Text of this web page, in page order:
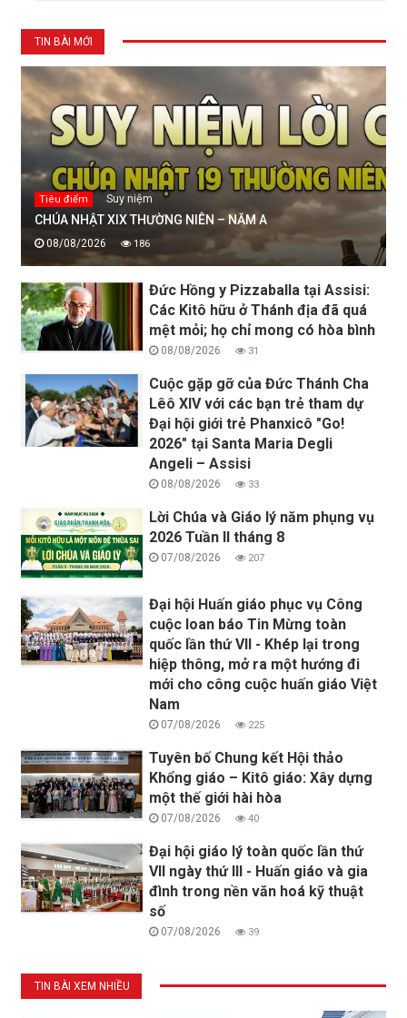
TIN BÀI MỚI
Tiêu điểm Suy niệm
CHÚA NHẬT XIX THƯỜNG NIÊN – NĂM A
08/08/2026 186
Đức Hồng y Pizzaballa tại Assisi:
Các Kitô hữu ở Thánh địa đã quá
mệt mỏi; họ chỉ mong có hòa bình
08/08/2026 31
Cuộc gặp gỡ của Đức Thánh Cha
Lêô XIV với các bạn trẻ tham dự
Đại hội giới trẻ Phanxicô "Go!
2026" tại Santa Maria Degli
Angeli – Assisi
08/08/2026 33
Lời Chúa và Giáo lý năm phụng vụ
2026 Tuần II tháng 8
07/08/2026 207
Đại hội Huấn giáo phục vụ Công
cuộc loan báo Tin Mừng toàn
quốc lần thứ VII - Khép lại trong
hiệp thông, mở ra một hướng đi
mới cho công cuộc huấn giáo Việt
Nam
07/08/2026 225
Tuyên bố Chung kết Hội thảo
Khổng giáo – Kitô giáo: Xây dựng
một thế giới hài hòa
07/08/2026 40
Đại hội giáo lý toàn quốc lần thứ
VII ngày thứ III - Huấn giáo và gia
đình trong nền văn hoá kỹ thuật
số
07/08/2026 39
TIN BÀI XEM NHIỀU